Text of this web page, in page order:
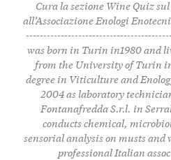
Cura la sezioneWine Quizsul
all’Associazione Enologi
was born in Turin in1980 and
from the University of Turin
degree in Viticulture and
2004 as laboratory
Fontanafredda S.r.l. in
conducts chemical,
sensorial analysis on musts and
professional Italian